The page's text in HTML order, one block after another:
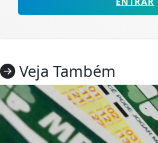
Veja Também